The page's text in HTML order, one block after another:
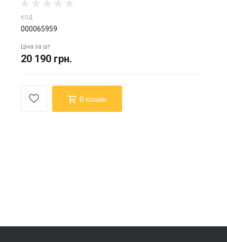
КОД
000065959
Ціна за шт
20 190 грн.
В кошик